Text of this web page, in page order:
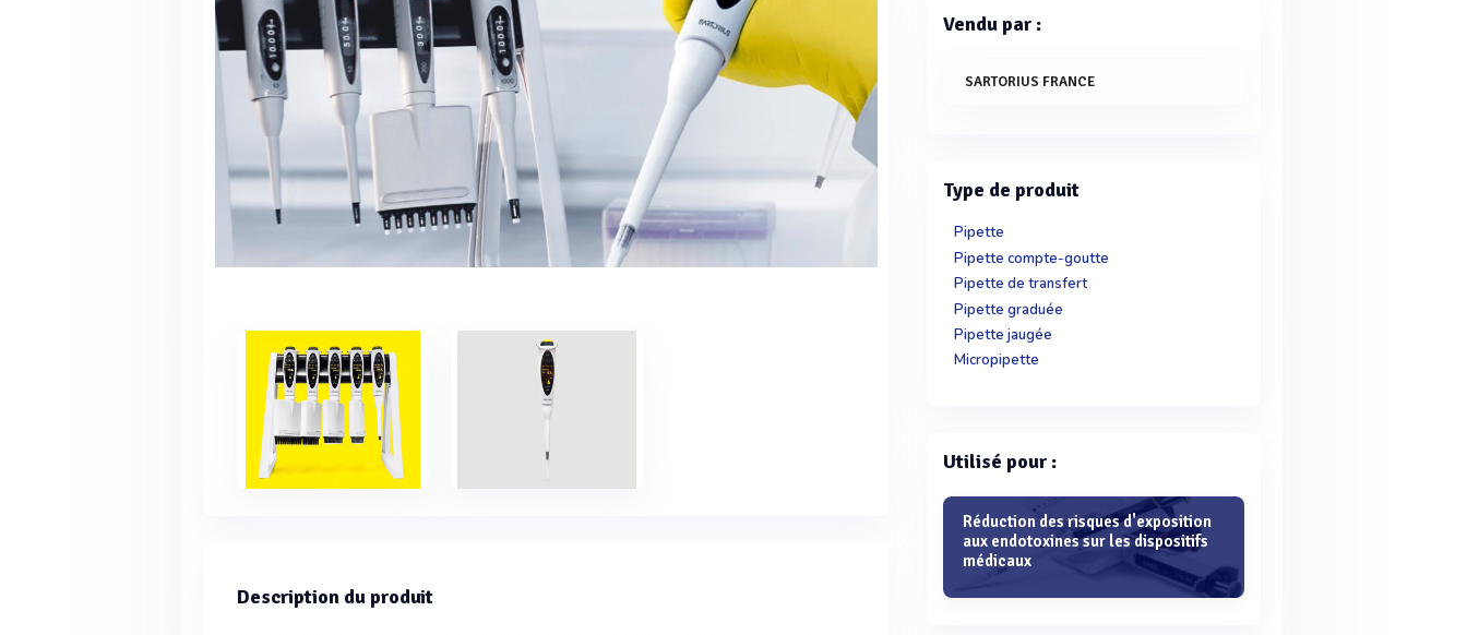
Description du produit
Vendu par :
SARTORIUS FRANCE
Type de produit
Pipette
Pipette compte-goutte
Pipette de transfert
Pipette graduée
Pipette jaugée
Micropipette
Utilisé pour :
Réduction des risques d'exposition
aux endotoxines sur les dispositifs
médicaux